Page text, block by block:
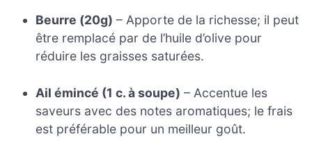
Beurre (20g) – Apporte de la richesse; il peut
être remplacé par de l’huile d’olive pour
réduire les graisses saturées.
Ail émincé (1 c. à soupe) – Accentue les
saveurs avec des notes aromatiques; le frais
est préférable pour un meilleur goût.